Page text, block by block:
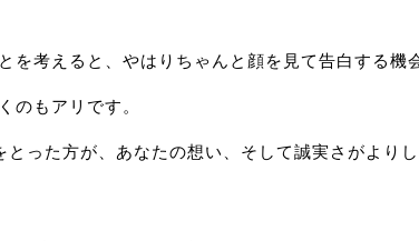
考えると、やはりちゃんと顔を見て告白する機
のもアリです。
った方が、あなたの想い、そして誠実さがより